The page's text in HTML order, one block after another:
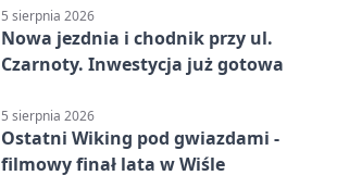
5 sierpnia 2026
Nowa jezdnia i chodnik przy ul.
Czarnoty. Inwestycja już gotowa
5 sierpnia 2026
Ostatni Wiking pod gwiazdami -
filmowy finał lata w Wiśle